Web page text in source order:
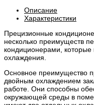
Описание
Характеристики
Прецизионные
несколько преимуществ
кондиционерами, которые
охлаждения.
Основное преимущество
двойным охлаждением
работе. Они способны
окружающей среды в